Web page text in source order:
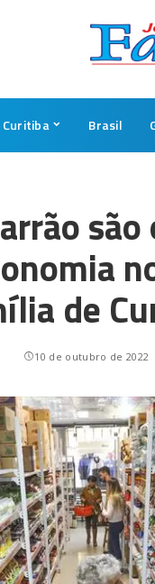
Curitiba Brasil
de
10 de outubro de 2022